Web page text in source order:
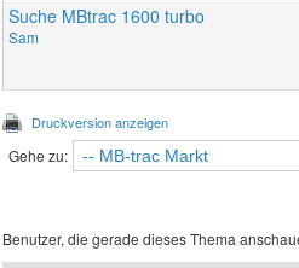
Suche MBtrac 1600 turbo
Sam
Druckversion anzeigen
Gehe zu:
Benutzer, die gerade dieses Thema